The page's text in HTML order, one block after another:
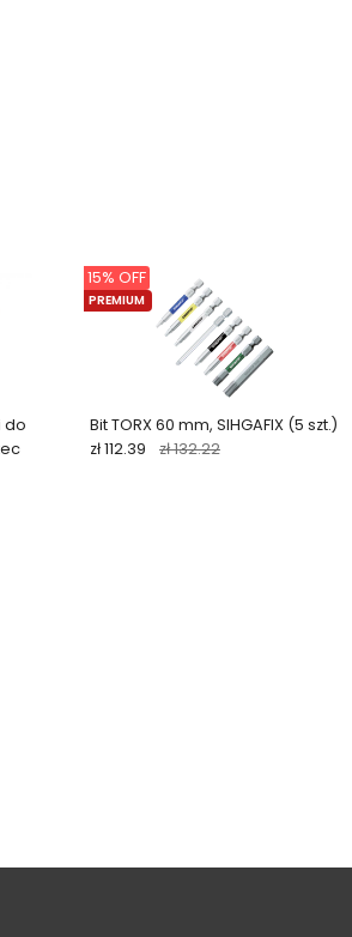
do
Bit TORX 60 mm, SIHGAFIX (5 szt.)
PREMIUM
15% OFF
zł 112.39 zł 132.22